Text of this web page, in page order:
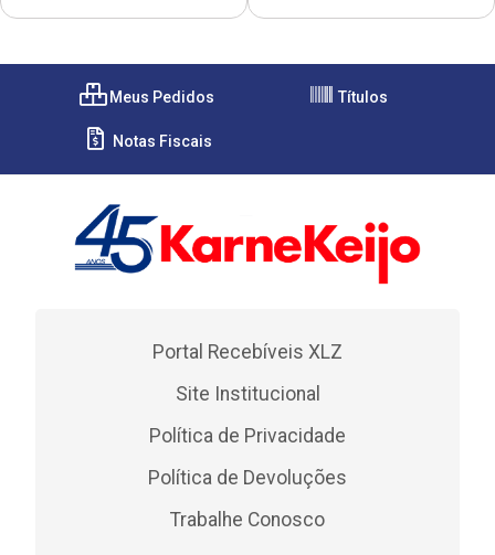
Meus Pedidos Títulos
Notas Fiscais
Portal Recebíveis XLZ
Site Institucional
Política de Privacidade
Política de Devoluções
Trabalhe Conosco